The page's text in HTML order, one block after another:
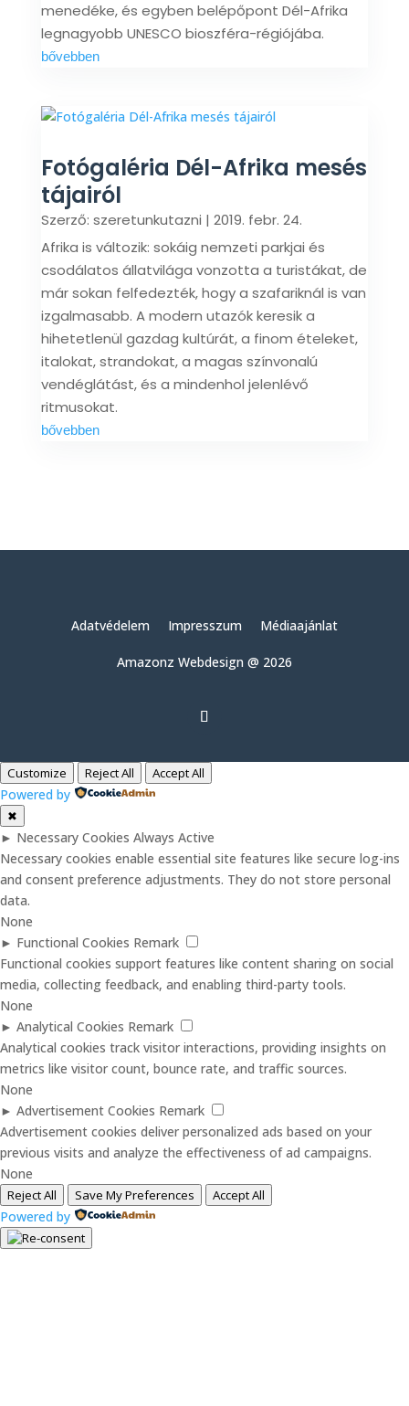
menedéke, és egyben belépőpont Dél-Afrika
legnagyobb UNESCO bioszféra-régiójába.
bővebben
Fotógaléria Dél-Afrika mesés
tájairól
Szerző: szeretunkutazni | 2019. febr. 24.
Afrika is változik: sokáig nemzeti parkjai és
csodálatos állatvilága vonzotta a turistákat, de
már sokan felfedezték, hogy a szafariknál is van
izgalmasabb. A modern utazók keresik a
hihetetlenül gazdag kultúrát, a finom ételeket,
italokat, strandokat, a magas színvonalú
vendéglátást, és a mindenhol jelenlévő
ritmusokat.
bővebben
Adatvédelem Impresszum Médiaajánlat
Amazonz Webdesign @ 2026
Customize Reject All Accept All
Powered by
✖
► Necessary Cookies Always Active
Necessary cookies enable essential site features like secure log-ins
and consent preference adjustments. They do not store personal
data.
None
► Functional Cookies Remark
Functional cookies support features like content sharing on social
media, collecting feedback, and enabling third-party tools.
None
► Analytical Cookies Remark
Analytical cookies track visitor interactions, providing insights on
metrics like visitor count, bounce rate, and traffic sources.
None
► Advertisement Cookies Remark
Advertisement cookies deliver personalized ads based on your
previous visits and analyze the effectiveness of ad campaigns.
None
Reject All Save My Preferences Accept All
Powered by